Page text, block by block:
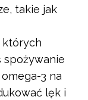
takie jak
których
spożywanie
3 na
lęk i